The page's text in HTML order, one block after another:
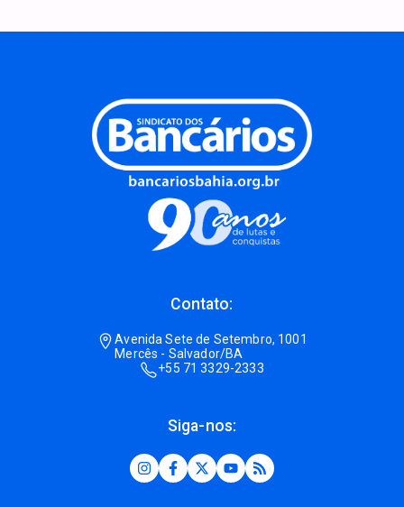
Contato:
Avenida Sete de Setembro, 1001
Mercês - Salvador/BA
+55 71 3329-2333
Siga-nos: